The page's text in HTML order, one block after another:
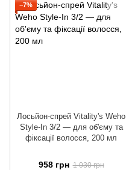
−7%
Лосьйон-спрей Vitality's Weho
Style-In 3/2 — для об'єму та
фіксації волосся, 200 мл
958 грн 1 030 грн